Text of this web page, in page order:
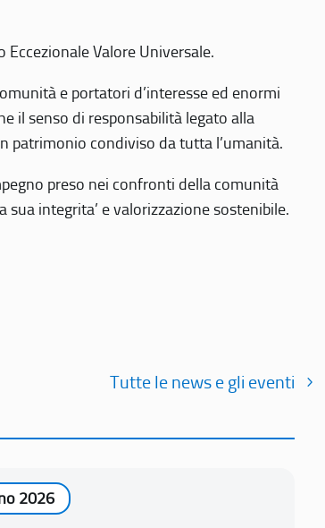
Valore Universale.
e portatori d’interesse ed enormi
il senso di responsabilità legato alla
patrimonio condiviso da tutta l’umanità.
preso nei confronti della comunità
integrita’ e valorizzazione sostenibile.
Tutte le news e gli eventi
2026